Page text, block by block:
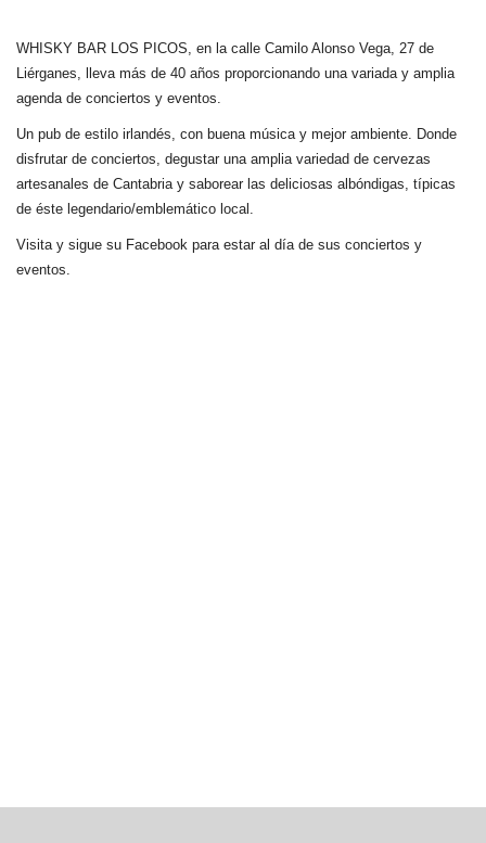
WHISKY BAR LOS PICOS, en la calle Camilo Alonso Vega, 27 de
Liérganes, lleva más de 40 años proporcionando una variada y amplia
agenda de conciertos y eventos.
Un pub de estilo irlandés, con buena música y mejor ambiente. Donde
disfrutar de conciertos, degustar una amplia variedad de cervezas
artesanales de Cantabria y saborear las deliciosas albóndigas, típicas
de éste legendario/emblemático local.
Visita y sigue su Facebook para estar al día de sus conciertos y
eventos.